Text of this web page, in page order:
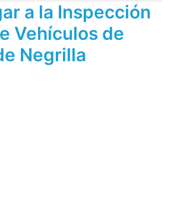
a la Inspección
Vehículos de
Negrilla